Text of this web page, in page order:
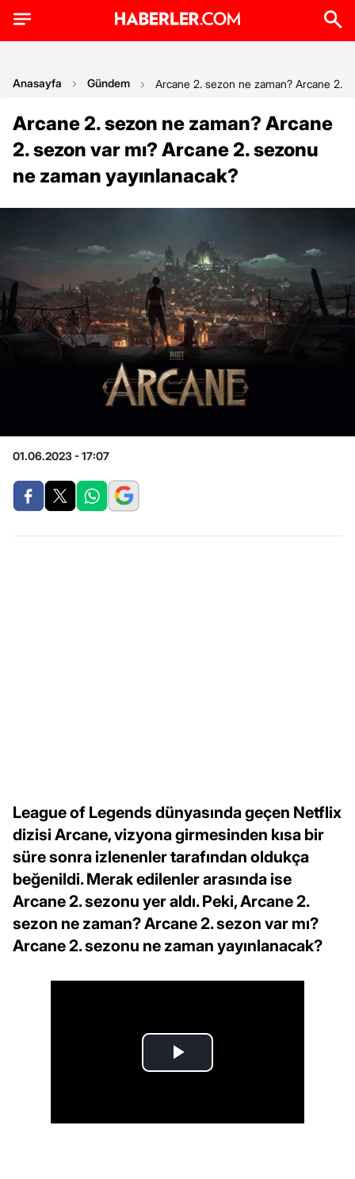
Anasayfa Gündem Arcane 2. sezon ne zaman? Arcane 2.
Arcane 2. sezon ne zaman? Arcane
2. sezon var mı? Arcane 2. sezonu
ne zaman yayınlanacak?
01.06.2023 - 17:07
League of Legends dünyasında geçen Netflix
dizisi Arcane, vizyona girmesinden kısa bir
süre sonra izlenenler tarafından oldukça
beğenildi. Merak edilenler arasında ise
Arcane 2. sezonu yer aldı. Peki, Arcane 2.
sezon ne zaman? Arcane 2. sezon var mı?
Arcane 2. sezonu ne zaman yayınlanacak?